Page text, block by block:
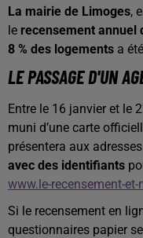
La mairie de Limoges,
le recensement annuel
8 % des logements a
LE PASSAGE D'UN
Entre le 16 janvier et le
muni d’une carte
présentera aux
avec des identifiants
www.le-recensement-et-
Si le recensement en
questionnaires papier